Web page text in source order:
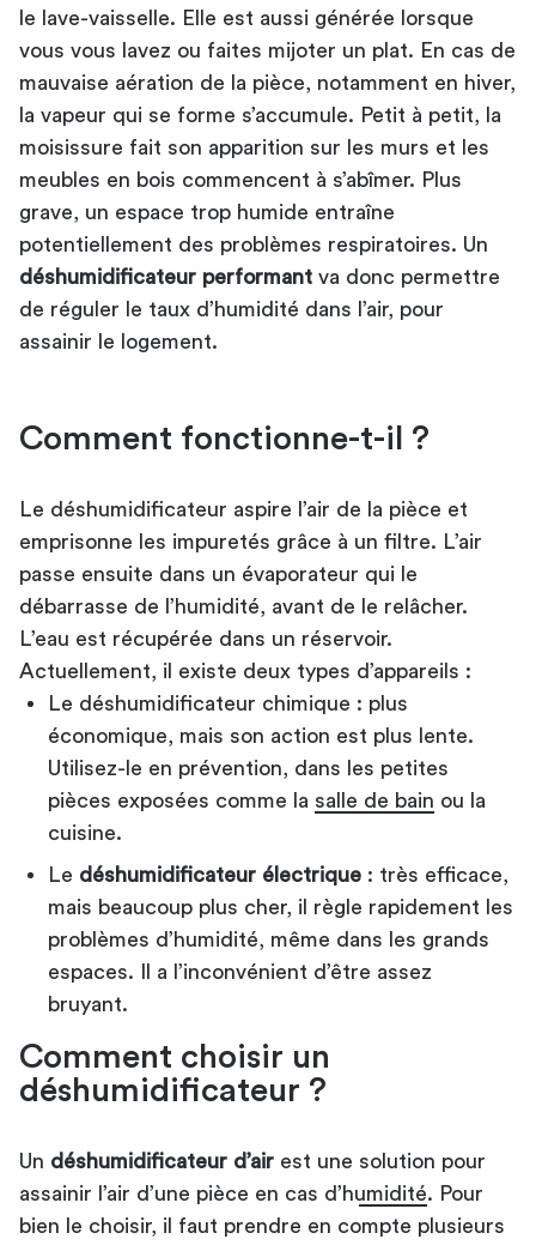
le lave-vaisselle. Elle est aussi générée lorsque
vous vous lavez ou faites mijoter un plat. En cas de
mauvaise aération de la pièce, notamment en hiver,
la vapeur qui se forme s’accumule. Petit à petit, la
moisissure fait son apparition sur les murs et les
meubles en bois commencent à s’abîmer. Plus
grave, un espace trop humide entraîne
potentiellement des problèmes respiratoires. Un
déshumidificateur performant va donc permettre
de réguler le taux d’humidité dans l’air, pour
assainir le logement.
Comment fonctionne-t-il ?
Le déshumidificateur aspire l’air de la pièce et
emprisonne les impuretés grâce à un filtre. L’air
passe ensuite dans un évaporateur qui le
débarrasse de l’humidité, avant de le relâcher.
L’eau est récupérée dans un réservoir.
Actuellement, il existe deux types d’appareils :
Le déshumidificateur chimique : plus
économique, mais son action est plus lente.
Utilisez-le en prévention, dans les petites
pièces exposées comme la salle de bain ou la
cuisine.
Le déshumidificateur électrique : très efficace,
mais beaucoup plus cher, il règle rapidement les
problèmes d’humidité, même dans les grands
espaces. Il a l’inconvénient d’être assez
bruyant.
Comment choisir un
déshumidificateur ?
Un déshumidificateur d’air est une solution pour
assainir l’air d’une pièce en cas d’humidité. Pour
bien le choisir, il faut prendre en compte plusieurs